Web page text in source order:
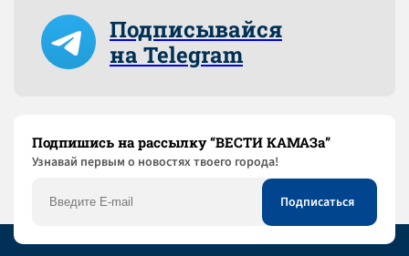
Подписывайся
на Telegram
Подпишись на рассылку “ВЕСТИ КАМАЗа”
Узнaвай первым о новостях твоего города!